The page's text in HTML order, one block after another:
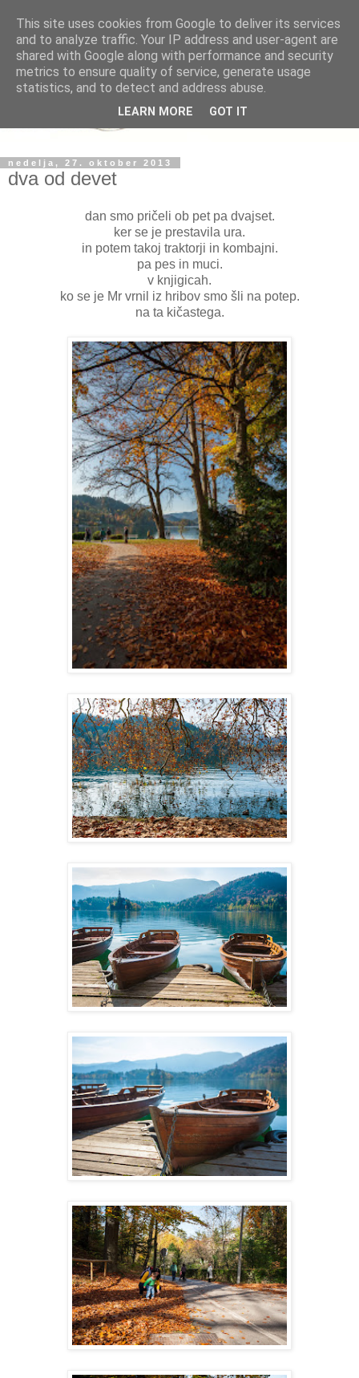
nedelja, 27. oktober 2013
dva od devet
dan smo pričeli ob pet pa dvajset.
ker se je prestavila ura.
in potem takoj traktorji in kombajni.
pa pes in muci.
v knjigicah.
ko se je Mr vrnil iz hribov smo šli na potep.
na ta kičastega.
This site uses cookies from Google to deliver its services
and to analyze traffic. Your IP address and user-agent are
shared with Google along with performance and security
metrics to ensure quality of service, generate usage
statistics, and to detect and address abuse.
LEARN MORE GOT IT